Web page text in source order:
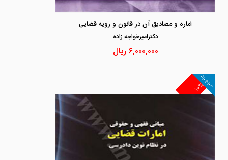
اماره و مصادیق آن در قانون و رویه قضایی
دكتراميرخواجه زاده
۶,۰۰۰,۰۰۰ریال
۱۰%
موجود